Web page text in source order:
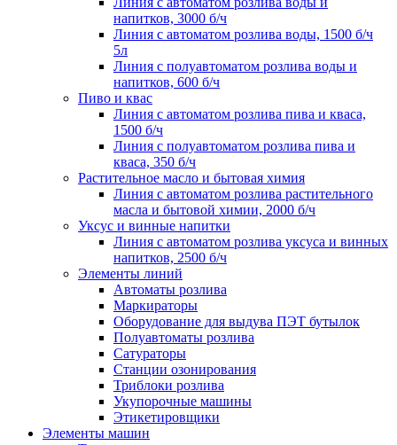
напитков, 3000 б/ч
Линия с автоматом розлива воды, 1500 б/ч
5л
Линия с полуавтоматом розлива воды и
напитков, 600 б/ч
Пиво и квас
Линия с автоматом розлива пива и кваса,
1500 б/ч
Линия с полуавтоматом розлива пива и
кваса, 350 б/ч
Растительное масло и бытовая химия
Линия с автоматом розлива растительного
масла и бытовой химии, 2000 б/ч
Уксус и винные напитки
Линия с автоматом розлива уксуса и винных
напитков, 2500 б/ч
Элементы линий
Автоматы розлива
Маркираторы
Оборудование для выдува ПЭТ бутылок
Полуавтоматы розлива
Сатураторы
Станции озонирования
Триблоки розлива
Укупорочные машины
Этикетировщики
Элементы машин